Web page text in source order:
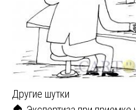
Другие шутки